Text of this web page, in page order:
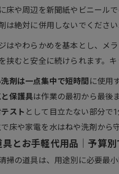
床や周辺を新聞紙やビニールで
は絶対に併用しないでください
はやわらかめを基本とし、メ
挟むと安全に続けられます。
剤は一点集中で短時間 に使用
保護具は作業の最初から最後
スト として目立たない部分で
で床や家電を水はねや洗剤から
具とお手軽代用品｜予算
掃の道具は、用途別に必要最